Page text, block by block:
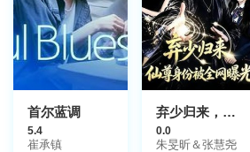
首尔蓝调
5.4
崔承镇
弃少归来，仙尊身份被全网曝光
0.0
朱旻昕＆张慧尧